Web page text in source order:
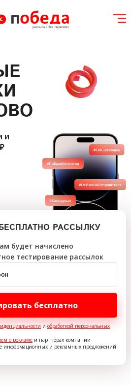
и
РАССЫЛКУ
будет начислено
тестирование рассылок
бесплатно
и обработкой персональных
о рекламе и партнёрах компании
информационных и рекламных предложений